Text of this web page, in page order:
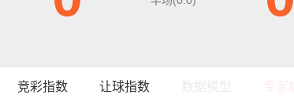
竞彩指数 让球指数